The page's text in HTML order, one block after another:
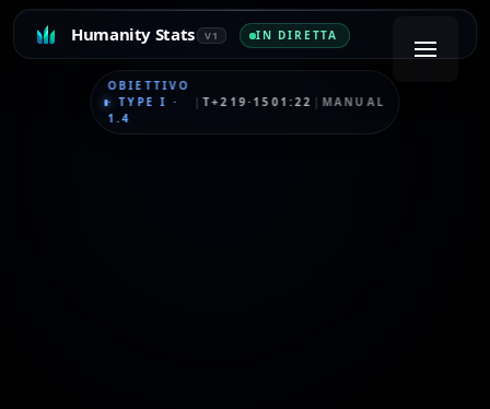
Humanity Stats V1 IN DIRETTA
OBIETTIVO
·TYPE I ·
1.4
|T+219·1501:22 | MANUAL